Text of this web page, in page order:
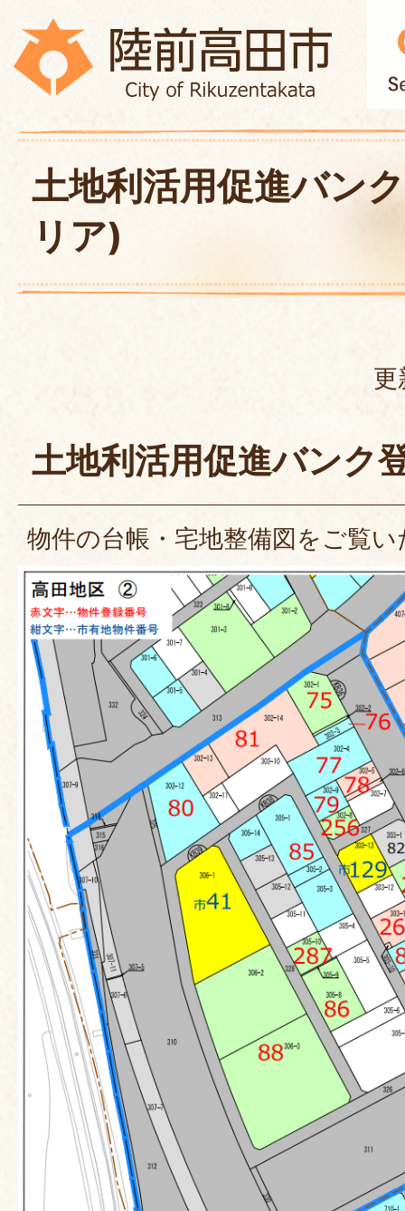
土地利活用促進バン
リア)
更
土地利活用促進バンク
物件の台帳・宅地整備図をご覧